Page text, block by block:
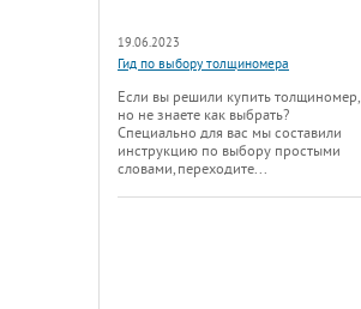
19.06.2023
Гид по выбору толщиномера
Если вы решили купить толщиномер,
но не знаете как выбрать?
Специально для вас мы составили
инструкцию по выбору простыми
словами, переходите...